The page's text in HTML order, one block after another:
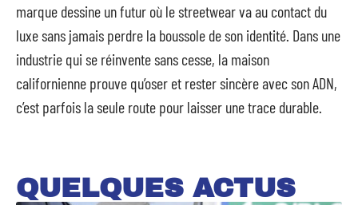
marque dessine un futur où le streetwear va au contact du
luxe sans jamais perdre la boussole de son identité. Dans une
industrie qui se réinvente sans cesse, la maison
californienne prouve qu’oser et rester sincère avec son ADN,
c’est parfois la seule route pour laisser une trace durable.
QUELQUES ACTUS